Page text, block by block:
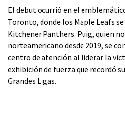
​El debut ocurrió en el
Toronto, donde los Maple Leafs
Kitchener Panthers. Puig, quien
norteamericano desde 2019, se
centro de atención al liderar la
exhibición de fuerza que recordó
Grandes Ligas.